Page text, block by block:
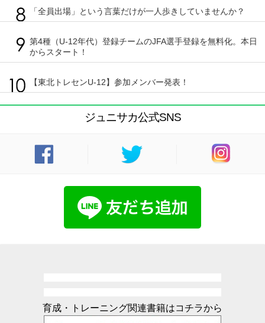
「全員出場」という言葉だけが一人歩きしていませんか？
第4種（U-12年代）登録チームのJFA選手登録を無料化。本日
からスタート！
【東北トレセンU-12】参加メンバー発表！
ジュニサカ公式SNS
育成・トレーニング関連書籍はコチラから